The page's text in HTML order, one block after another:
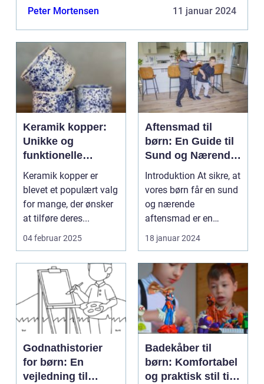
over tid. En cykelhjelm til børn...
Peter Mortensen 11 januar 2024
Keramik kopper:
Unikke og
funktionelle
kunstværker til
hverdagen
Keramik kopper er
blevet et populært valg
for mange, der ønsker
at tilføre deres...
04 februar 2025
Aftensmad til
børn: En Guide til
Sund og Nærende
Måltider
Introduktion At sikre, at
vores børn får en sund
og nærende
aftensmad er en
prioritet for de fleste ...
18 januar 2024
Godnathistorier
for børn: En
vejledning til
Badekåber til
børn: Komfortabel
og praktisk stil til